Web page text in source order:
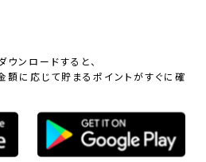
ンロードすると、
額に応じて貯まるポイントがすぐに確